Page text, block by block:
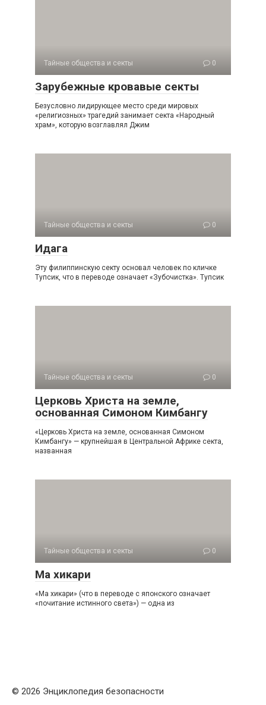
Тайные общества и секты 0
Зарубежные кровавые секты
Безусловно лидирующее место среди мировых
«религиозных» трагедий занимает секта «Народный
храм», которую возглавлял Джим
Тайные общества и секты 0
Идага
Эту филиппинскую секту основал человек по кличке
Тупсик, что в переводе означает «Зубочистка». Тупсик
Тайные общества и секты 0
Церковь Христа на земле,
основанная Симоном Кимбангу
«Церковь Христа на земле, основанная Симоном
Кимбангу» — крупнейшая в Центральной Африке секта,
названная
Тайные общества и секты 0
Ма хикари
«Ма хикари» (что в переводе с японского означает
«почитание истинного света») — одна из
© 2026 Энциклопедия безопасности